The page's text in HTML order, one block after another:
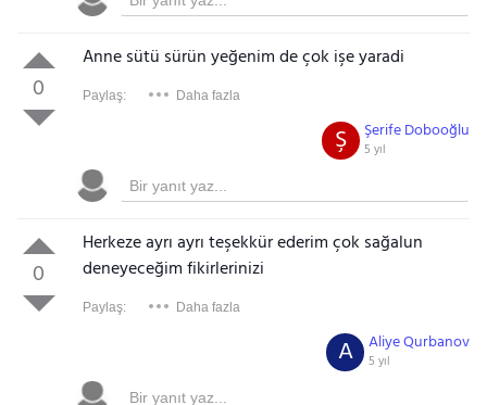
0
Anne sütü sürün yeğenim de çok işe yaradi
Paylaş: Daha fazla
Şerife Dobooğlu
5 yıl
Ş
0
Herkeze ayrı ayrı teşekkür ederim çok sağalun
deneyeceğim fikirlerinizi
Paylaş: Daha fazla
Aliye Qurbanov
5 yıl
A